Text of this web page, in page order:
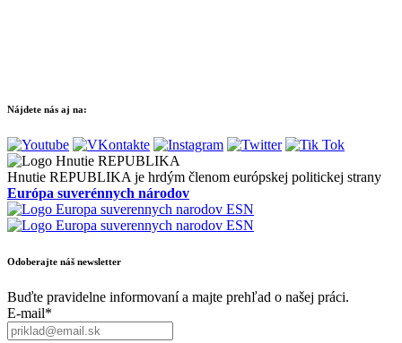
Nájdete nás aj na:
Hnutie REPUBLIKA je hrdým členom európskej politickej strany
Európa suverénnych národov
Odoberajte náš newsletter
Buďte pravidelne informovaní a majte prehľad o našej práci.
E-mail*